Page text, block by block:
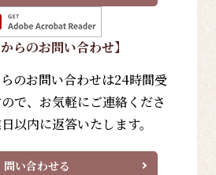
からのお問い合わせ】
のお問い合わせは24時間受
で、お気軽にご連絡くださ
以内に返答いたします。
問い合わせる